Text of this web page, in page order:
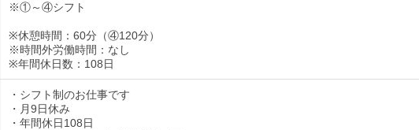
※①～④シフト
※休憩時間：60分（④120分）
※時間外労働時間：なし
※年間休日数：108日
・シフト制のお仕事です
・月9日休み
・年間休日108日